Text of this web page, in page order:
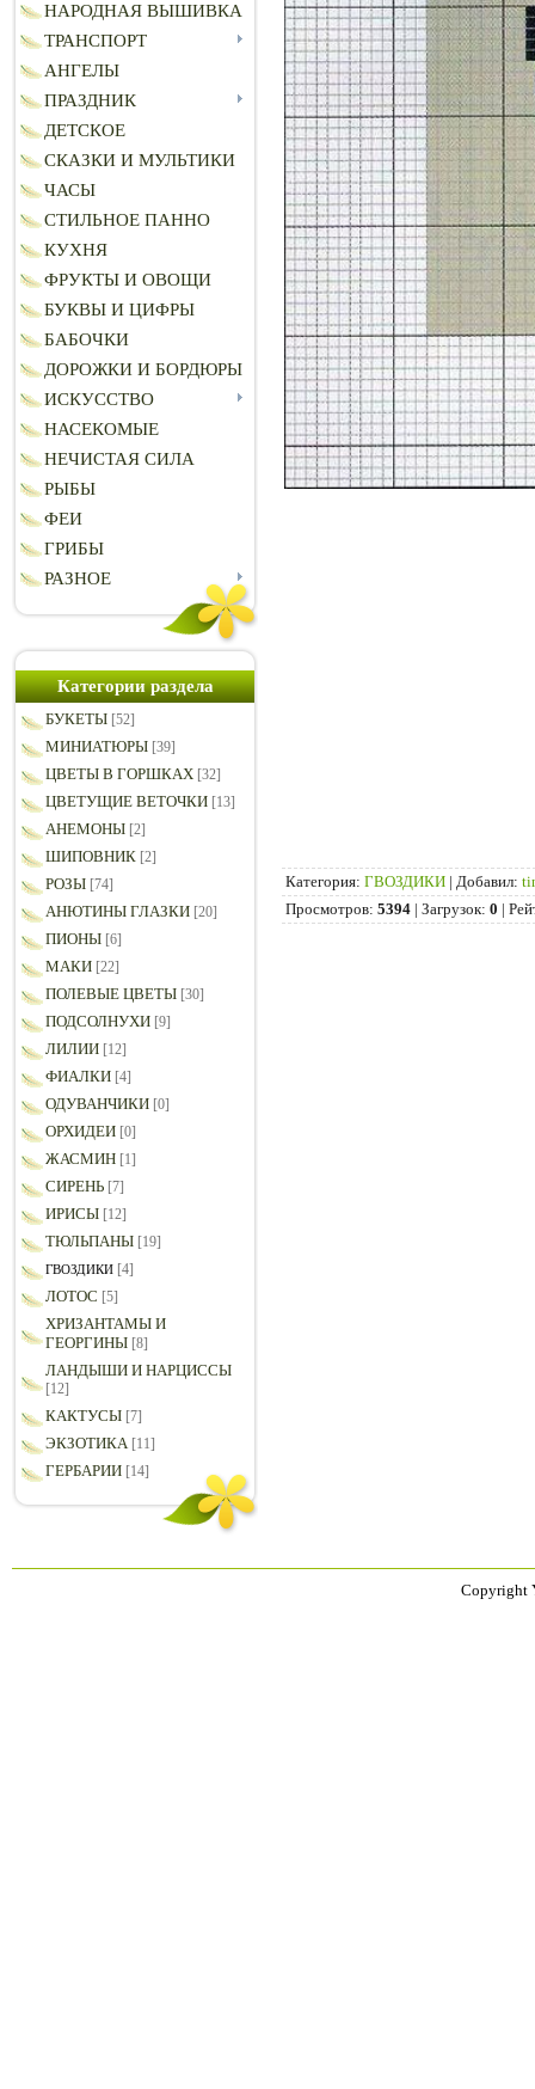
НАРОДНАЯ ВЫШИВКА
ТРАНСПОРТ
АНГЕЛЫ
ПРАЗДНИК
ДЕТСКОЕ
СКАЗКИ И МУЛЬТИКИ
ЧАСЫ
СТИЛЬНОЕ ПАННО
КУХНЯ
ФРУКТЫ И ОВОЩИ
БУКВЫ И ЦИФРЫ
БАБОЧКИ
ДОРОЖКИ И БОРДЮРЫ
ИСКУССТВО
НАСЕКОМЫЕ
НЕЧИСТАЯ СИЛА
РЫБЫ
ФЕИ
ГРИБЫ
РАЗНОЕ
Категории раздела
БУКЕТЫ [52]
МИНИАТЮРЫ [39]
ЦВЕТЫ В ГОРШКАХ [32]
ЦВЕТУЩИЕ ВЕТОЧКИ [13]
АНЕМОНЫ [2]
ШИПОВНИК [2]
РОЗЫ [74]
АНЮТИНЫ ГЛАЗКИ [20]
ПИОНЫ [6]
МАКИ [22]
ПОЛЕВЫЕ ЦВЕТЫ [30]
ПОДСОЛНУХИ [9]
ЛИЛИИ [12]
ФИАЛКИ [4]
ОДУВАНЧИКИ [0]
ОРХИДЕИ [0]
ЖАСМИН [1]
СИРЕНЬ [7]
ИРИСЫ [12]
ТЮЛЬПАНЫ [19]
ГВОЗДИКИ [4]
ЛОТОС [5]
ХРИЗАНТАМЫ И
ГЕОРГИНЫ [8]
ЛАНДЫШИ И НАРЦИССЫ
[12]
КАКТУСЫ [7]
ЭКЗОТИКА [11]
ГЕРБАРИИ [14]
Категория: ГВОЗДИКИ | Добавил:
Просмотров: 5394 | Загрузок: 0 |
Copyright